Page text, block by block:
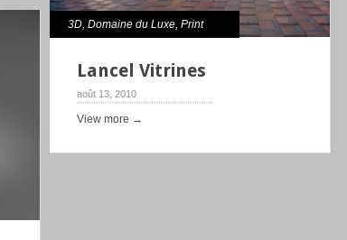
3D,Domaine du Luxe,Print
Lancel Vitrines
août 13, 2010
View more →